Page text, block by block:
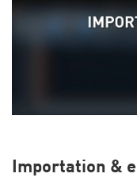
Importation &